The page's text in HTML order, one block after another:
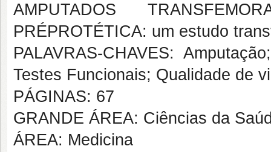
AMPUTADOS
PRÉPROTÉTICA: um estudo
PALAVRAS-CHAVES:
Testes Funcionais; Qualidade de
PÁGINAS: 67
GRANDE ÁREA: Ciências da
ÁREA: Medicina